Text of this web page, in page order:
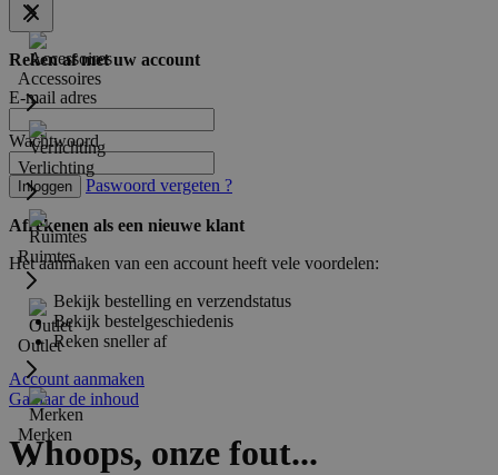
Accessoires
Verlichting
Ruimtes
Outlet
Merken
Reken af met uw account
E-mail adres
Wachtwoord
Inloggen Paswoord vergeten ?
Afrekenen als een nieuwe klant
Het aanmaken van een account heeft vele voordelen:
Bekijk bestelling en verzendstatus
Bekijk bestelgeschiedenis
Reken sneller af
Account aanmaken
Ga naar de inhoud
Whoops, onze fout...